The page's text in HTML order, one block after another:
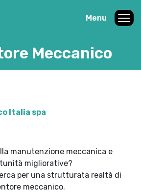
Menu
Meccanico
Italia spa
manutenzione meccanica e
migliorative?
per una strutturata realtà di
meccanico.